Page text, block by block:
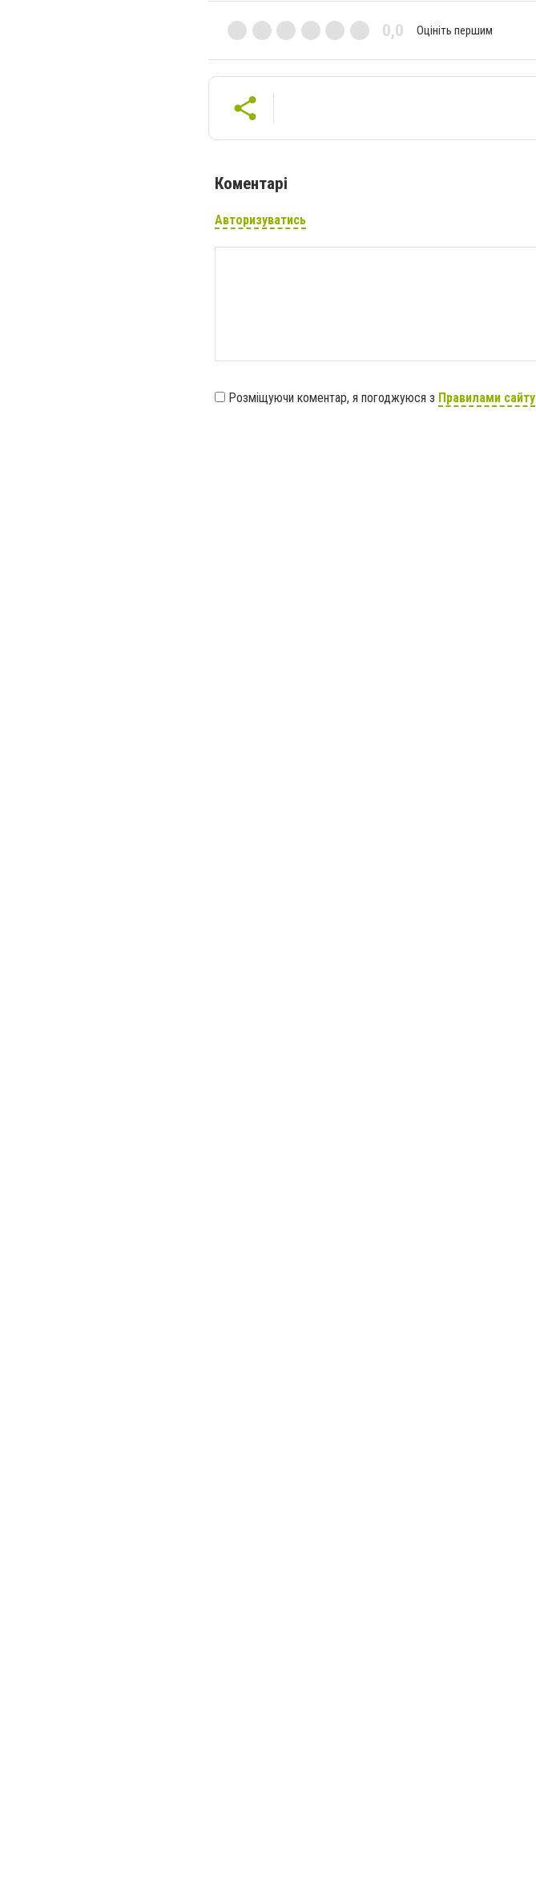
0,0 Оцініть першим
Коментарі
Авторизуватись
Розміщуючи коментар, я погоджуюся з Правилами сайту